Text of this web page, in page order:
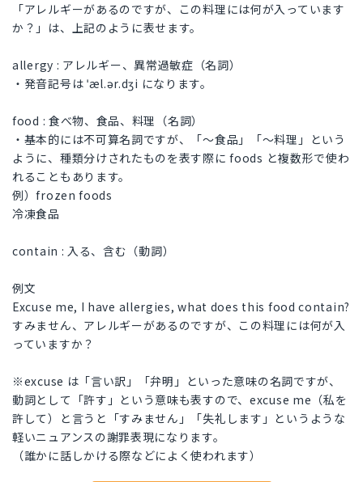
「アレルギーがあるのですが、この料理には何が入っています
か？」は、上記のように表せます。
allergy : アレルギー、異常過敏症（名詞）
・発音記号は ˈæl.ər.dʒi になります。
food : 食べ物、食品、料理（名詞）
・基本的には不可算名詞ですが、「〜食品」「〜料理」という
ように、種類分けされたものを表す際に foods と複数形で使わ
れることもあります。
例）frozen foods
冷凍食品
contain : 入る、含む（動詞）
例文
Excuse me, I have allergies, what does this food contain?
すみません、アレルギーがあるのですが、この料理には何が入
っていますか？
※excuse は「言い訳」「弁明」といった意味の名詞ですが、
動詞として「許す」という意味も表すので、excuse me（私を
許して）と言うと「すみません」「失礼します」というような
軽いニュアンスの謝罪表現になります。
（誰かに話しかける際などによく使われます）